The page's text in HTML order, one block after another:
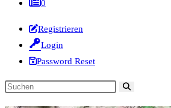
0
Registrieren
Login
Password Reset
Diese